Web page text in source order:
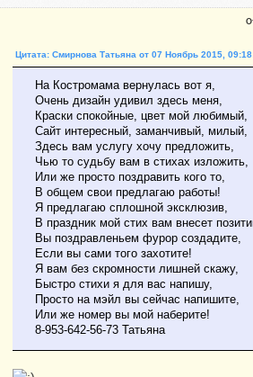
Репутация:
Цитата: Смирнова Татьяна от 07 Ноябрь 2015,
На Костромама вернулась вот я,
Очень дизайн удивил здесь меня,
Краски спокойные, цвет мой любимый,
Сайт интересный, заманчивый, милый,
Здесь вам услугу хочу предложить,
Чью то судьбу вам в стихах изложить,
Или же просто поздравить кого то,
В общем свои предлагаю работы!
Я предлагаю сплошной эксклюзив,
В праздник мой стих вам внесет
Вы поздравленьем фурор создадите,
Если вы сами того захотите!
Я вам без скромности лишней скажу,
Быстро стихи я для вас напишу,
Просто на мэйл вы сейчас напишите,
Или же номер вы мой наберите!
8-953-642-56-73 Татьяна